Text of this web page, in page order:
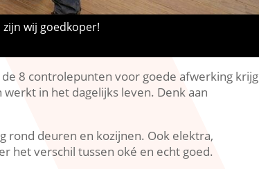
wij goedkoper!
8 controlepunten voor goede afwerking krijg
in het dagelijks leven.​ Denk aan
rond deuren en kozijnen.​ Ook elektra,
het verschil tussen oké en echt goed.​